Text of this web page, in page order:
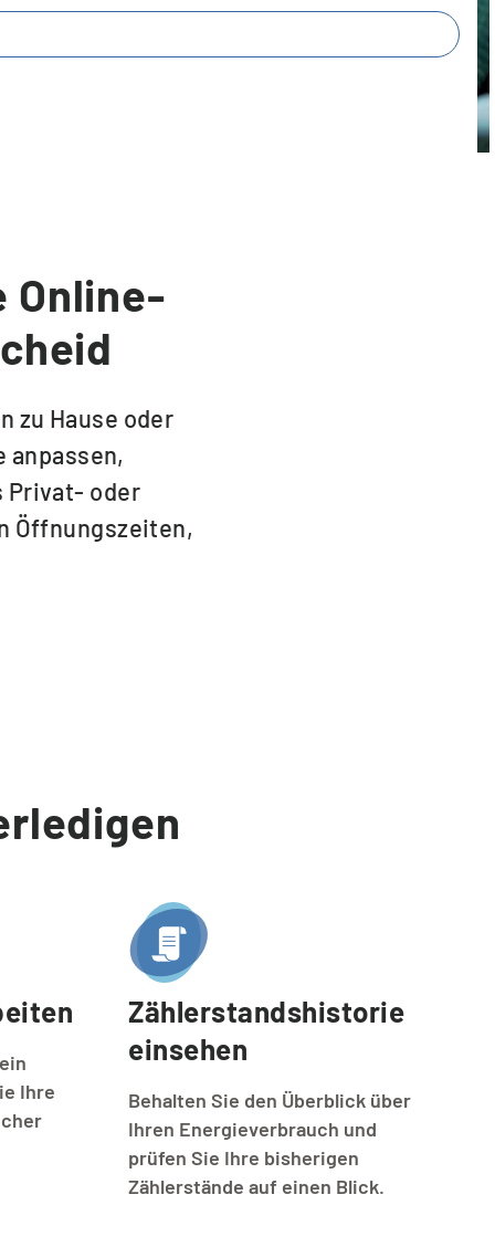
Online-
zu Hause oder
anpassen,
Privat- oder
Öffnungszeiten,
Ihre
Zählerstandshistorie
einsehen
Behalten Sie den Überblick über
Ihren Energieverbrauch und
prüfen Sie Ihre bisherigen
Zählerstände auf einen Blick.